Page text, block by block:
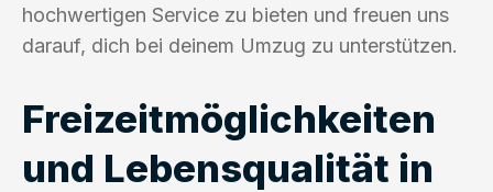
hochwertigen Service zu bieten und freuen uns
darauf, dich bei deinem Umzug zu unterstützen.
Freizeitmöglichkeiten
und Lebensqualität in